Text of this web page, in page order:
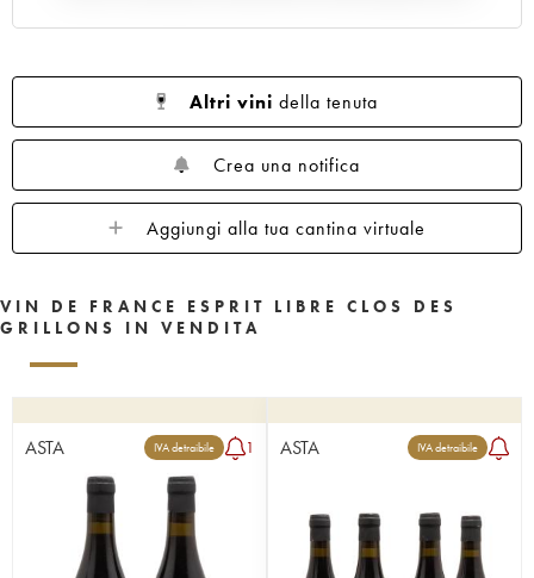
Altri vini della tenuta
Crea una notifica
Aggiungi alla tua cantina virtuale
VIN DE FRANCE ESPRIT LIBRE CLOS DES
GRILLONS IN VENDITA
ASTA IVA detraibile 1 ASTA IVA detraibile